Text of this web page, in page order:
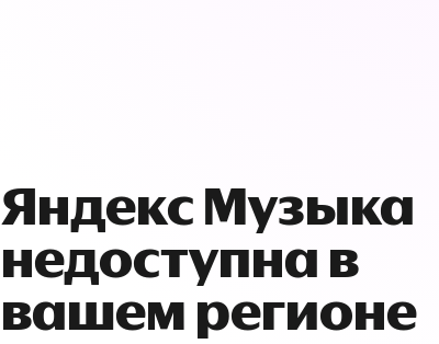
Яндекс Музыка
недоступна в
вашем регионе